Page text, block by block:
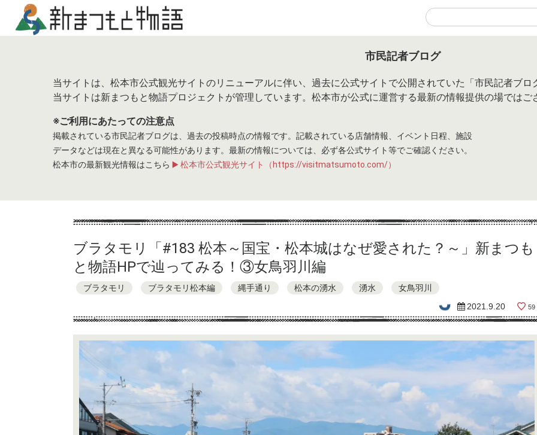
市民記者ブログ
当サイトは、松本市公式観光サイトのリニューアルに伴い、過去に公式サイトで公開されていた「市民記者ブ
当サイトは新まつもと物語プロジェクトが管理しています。松本市が公式に運営する最新の情報提供の場では
※ご利用にあたっての注意点
掲載されている市民記者ブログは、過去の投稿時点の情報です。記載されている店舗情報、イベント日程、施設
データなどは現在と異なる可能性があります。最新の情報については、必ず各公式サイト等でご確認ください。
松本市の最新観光情報はこちら ▶️ 松本市公式観光サイト（https://visitmatsumoto.com/）
ブラタモリ「#183 松本～国宝・松本城はなぜ愛された？～」新まつも
と物語HPで辿ってみる！③女鳥羽川編
ブラタモリ ブラタモリ松本編 縄手通り 松本の湧水 湧水
女鳥羽川
2021.9.20
59